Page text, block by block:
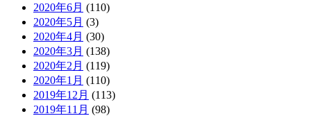
2020年6月 (110)
2020年5月 (3)
2020年4月 (30)
2020年3月 (138)
2020年2月 (119)
2020年1月 (110)
2019年12月 (113)
2019年11月 (98)